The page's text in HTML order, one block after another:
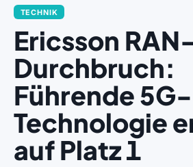
TECHNIK
Ericsson
Durchbruch:
Führende 5G-
Technologie
auf Platz 1